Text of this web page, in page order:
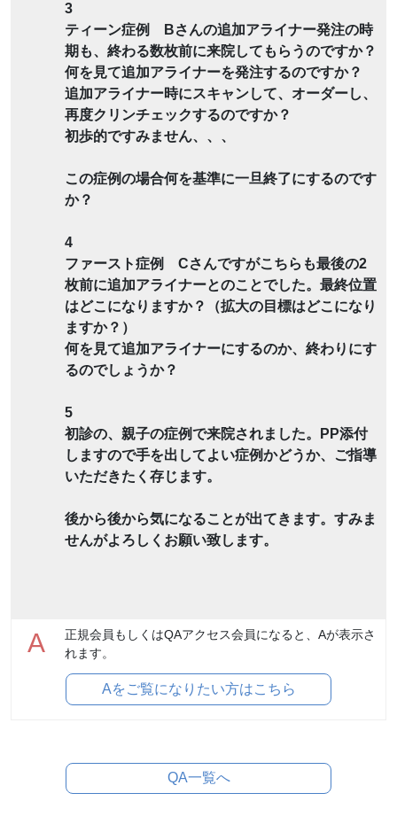
3
ティーン症例 Bさんの追加アライナー発注の時
期も、終わる数枚前に来院してもらうのですか？
何を見て追加アライナーを発注するのですか？
追加アライナー時にスキャンして、オーダーし、
再度クリンチェックするのですか？
初歩的ですみません、、、
この症例の場合何を基準に一旦終了にするのです
か？
4
ファースト症例 Cさんですがこちらも最後の2
枚前に追加アライナーとのことでした。最終位置
はどこになりますか？（拡大の目標はどこになり
ますか？）
何を見て追加アライナーにするのか、終わりにす
るのでしょうか？
5
初診の、親子の症例で来院されました。PP添付
しますので手を出してよい症例かどうか、ご指導
いただきたく存じます。
後から後から気になることが出てきます。すみま
せんがよろしくお願い致します。
A
正規会員もしくはQAアクセス会員になると、Aが表示さ
れます。
Aをご覧になりたい方はこちら
QA一覧へ